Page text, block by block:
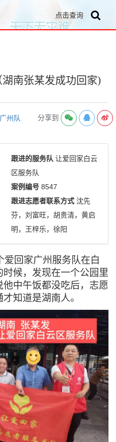
点击查询
南张某发成功回家)
州队 分享到
跟进的服务队 让爱回家白云
区服务队
案例编号 8547
跟进志愿者联系方式 沈先
芬，刘富旺，胡贵清，黄启
明，王梓乐，徐阳
爱回家广州服务队在白
候，发现在一个公园里
中午饭都没吃后，志愿
知道是湖南人。